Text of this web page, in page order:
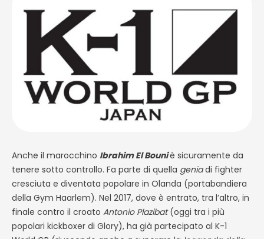
Anche il marocchino Ibrahim El Bouniè sicuramente da
tenere sotto controllo. Fa parte di quella geniadi fighter
cresciuta e diventata popolare in Olanda (portabandiera
della Gym Haarlem). Nel 2017, dove è entrato, tra l’altro, in
finale contro il croato Antonio Plazibat(oggi tra i più
popolari kickboxer di Glory), ha già partecipato al K-1